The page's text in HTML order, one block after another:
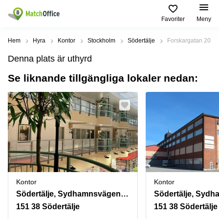
Favoriter Meny
Hyra / hyra ut
Kategorier
Kontorshotell
Coworking
space
Lagerlokaler
Industrilokaler
Verkstad
Mötesrum
Populära
Städer
Stockholm
Göteborg
Malmö
Uppsala
Norrköping
Skåne
Älvsjö
Populära
sökningar
Kontorshotell
Stockholm
Hyra lokal
Stockholm
Kontorshotell
Göteborg
Coworking
Stockholm
Kontorshotell
Malmö
Hjälp
Bli hyresvärd
Pris
Logga in
Hem Hyra Kontor Stockholm Södertälje Forskargatan 20
Denna plats är uthyrd
Se liknande tillgängliga lokaler nedan:
Kontor
Södertälje, Sydhamnsvägen 55-57
151 38 Södertälje
Kontor
151 38 Södertälje